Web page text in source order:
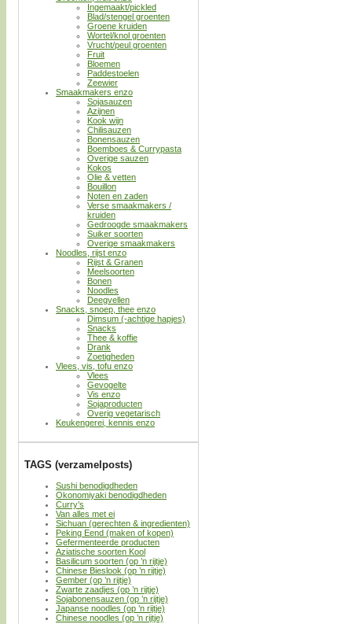
Ingemaakt/pickled
Blad/stengel groenten
Groene kruiden
Wortel/knol groenten
Vrucht/peul groenten
Fruit
Bloemen
Paddestoelen
Zeewier
Smaakmakers enzo
Sojasauzen
Azijnen
Kook wijn
Chilisauzen
Bonensauzen
Boemboes & Currypasta
Overige sauzen
Kokos
Olie & vetten
Bouillon
Noten en zaden
Verse smaakmakers /
kruiden
Gedroogde smaakmakers
Suiker soorten
Overige smaakmakers
Noodles, rijst enzo
Rijst & Granen
Meelsoorten
Bonen
Noodles
Deegvellen
Snacks, snoep, thee enzo
Dimsum (-achtige hapjes)
Snacks
Thee & koffie
Drank
Zoetigheden
Vlees, vis, tofu enzo
Vlees
Gevogelte
Vis enzo
Sojaproducten
Overig vegetarisch
Keukengerei, kennis enzo
TAGS (verzamelposts)
Sushi benodigdheden
Okonomiyaki benodigdheden
Curry’s
Van alles met ei
Sichuan (gerechten & ingredienten)
Peking Eend (maken of kopen)
Gefermenteerde producten
Aziatische soorten Kool
Basilicum soorten (op ’n rijtje)
Chinese Bieslook (op ’n rijtje)
Gember (op ’n rijtje)
Zwarte zaadjes (op ’n rijtje)
Sojabonensauzen (op ’n rijtje)
Japanse noodles (op ’n rijtje)
Chinese noodles (op ’n rijtje)